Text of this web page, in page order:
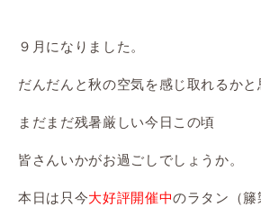
９月になりました。
だんだんと秋の空気を感じ取れるかと
まだまだ残暑厳しい今日この頃
皆さんいかがお過ごしでしょうか。
本日は只今大好評開催中のラタン（